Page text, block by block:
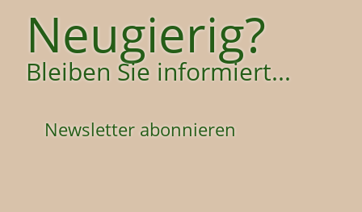
Neugierig?
Bleiben Sie informiert...
Newsletter abonnieren